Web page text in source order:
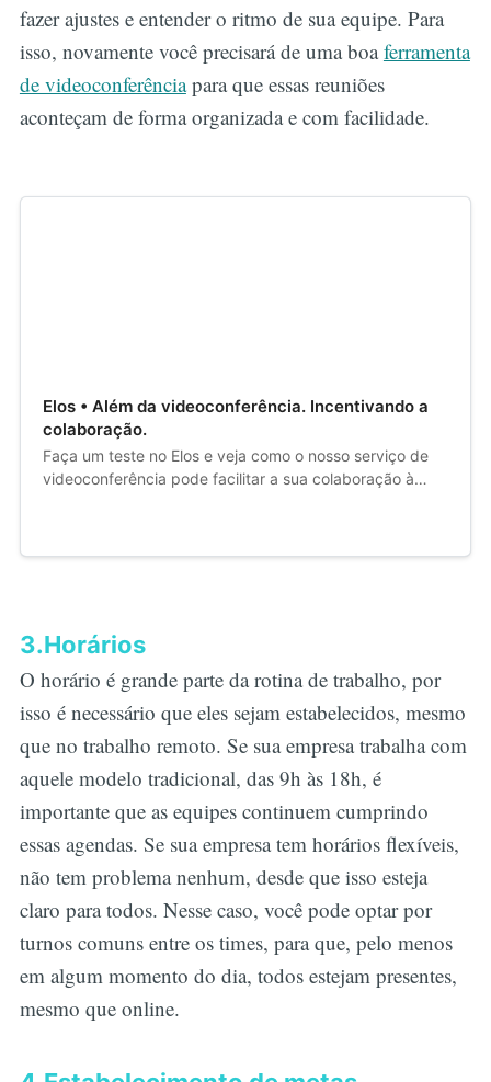
fazer ajustes e entender o ritmo de sua equipe. Para
isso, novamente você precisará de uma boaferramenta
de videoconferênciapara que essas reuniões
aconteçam de forma organizada e com facilidade.
Elos • Além da videoconferência. Incentivando a
colaboração.
Faça um teste no Elos e veja como o nosso serviço de
videoconferência pode facilitar a sua colaboração à
3.Horários
O horário é grande parte da rotina de trabalho, por
isso é necessário que eles sejam estabelecidos, mesmo
que no trabalho remoto. Se sua empresa trabalha com
aquele modelo tradicional, das 9h às 18h, é
importante que as equipes continuem cumprindo
essas agendas. Se sua empresa tem horários flexíveis,
não tem problema nenhum, desde que isso esteja
claro para todos. Nesse caso, você pode optar por
turnos comuns entre os times, para que, pelo menos
em algum momento do dia, todos estejam presentes,
mesmo que online.